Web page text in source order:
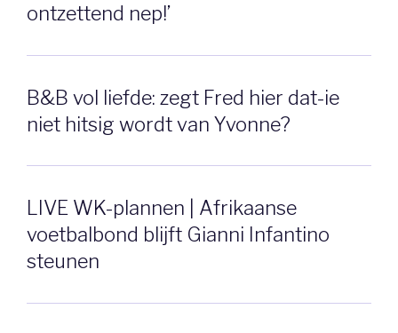
ontzettend nep!’
B&B vol liefde: zegt Fred hier dat-ie
niet hitsig wordt van Yvonne?
LIVE WK-plannen | Afrikaanse
voetbalbond blijft Gianni Infantino
steunen